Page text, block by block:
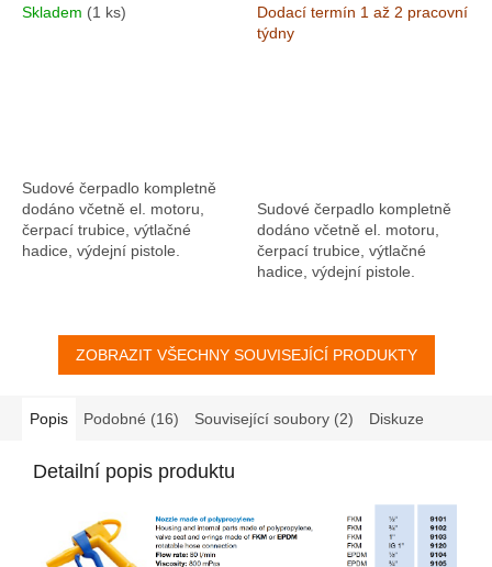
Skladem (1 ks)
Sudové čerpadlo kompletně
dodáno včetně el. motoru,
čerpací trubice, výtlačné
hadice, výdejní pistole.
Dodací termín 1 až 2 pracovní
týdny
Sudové čerpadlo kompletně
dodáno včetně el. motoru,
čerpací trubice, výtlačné
hadice, výdejní pistole.
Čerpadlo...
ZOBRAZIT VŠECHNY SOUVISEJÍCÍ PRODUKTY
Popis Podobné (16) Související soubory (2) Diskuze
Detailní popis produktu